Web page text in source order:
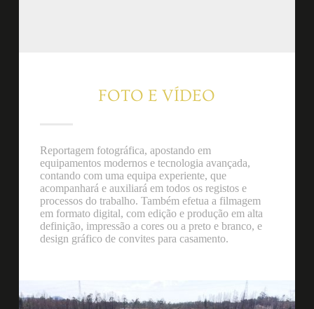
FOTO E VÍDEO
Reportagem fotográfica, apostando em
equipamentos modernos e tecnologia avançada,
contando com uma equipa experiente, que
acompanhará e auxiliará em todos os registos e
processos do trabalho. Também efetua a filmagem
em formato digital, com edição e produção em alta
definição, impressão a cores ou a preto e branco, e
design gráfico de convites para casamento.